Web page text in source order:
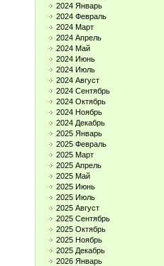
2024 Январь
2024 Февраль
2024 Март
2024 Апрель
2024 Май
2024 Июнь
2024 Июль
2024 Август
2024 Сентябрь
2024 Октябрь
2024 Ноябрь
2024 Декабрь
2025 Январь
2025 Февраль
2025 Март
2025 Апрель
2025 Май
2025 Июнь
2025 Июль
2025 Август
2025 Сентябрь
2025 Октябрь
2025 Ноябрь
2025 Декабрь
2026 Январь